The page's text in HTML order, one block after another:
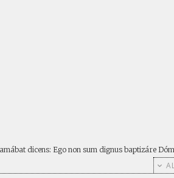
dicens: Ego non sum dignus baptizáre